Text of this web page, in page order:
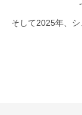
そして2025年、